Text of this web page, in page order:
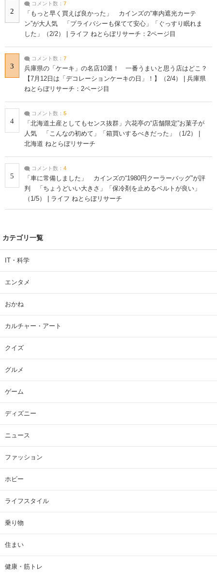
2
コメント数： 7
「もっと早く買えば良かった」 カインズの“車内遮光カーテ
ン”が大人気 「プライバシーも保てて安心」「ぐっすり眠れま
した」（2/2） | ライフ ねとらぼリサーチ：2ページ目
3
コメント数： 7
兵庫県の「ケーキ」の名店10選！ 一番うまいと思う店はどこ？
【7月12日は「デコレーションケーキの日」！】（2/4） | 兵庫県
ねとらぼリサーチ：2ページ目
4
コメント数： 5
「北海道土産としてもセンス抜群」六花亭の“店舗限定”お菓子が
人気 「こんなの初めて」「箱買いするべきだった」（1/2） |
北海道 ねとらぼリサーチ
5
コメント数： 4
「車に常備しました」 カインズの“1980円クーラーバッグ”が評
判 「ちょうどいい大きさ」「保冷剤を止めるベルトが良い」
（1/5） | ライフ ねとらぼリサーチ
カテゴリ一覧
IT・科学
エンタメ
おかね
カルチャー・アート
クイズ
グルメ
ゲーム
ディズニー
ニュース
ファッション
ホビー
ライフスタイル
乗り物
住まい
健康・筋トレ